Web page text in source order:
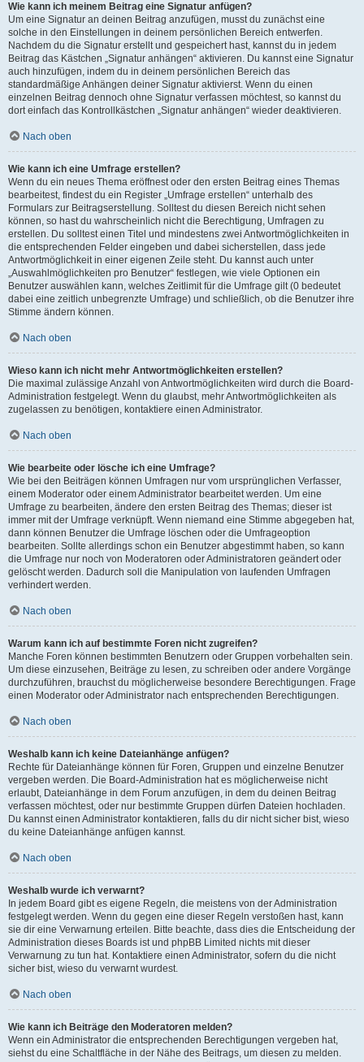
Wie kann ich meinem Beitrag eine Signatur anfügen?
Um eine Signatur an deinen Beitrag anzufügen, musst du zunächst eine
solche in den Einstellungen in deinem persönlichen Bereich entwerfen.
Nachdem du die Signatur erstellt und gespeichert hast, kannst du in jedem
Beitrag das Kästchen „Signatur anhängen“ aktivieren. Du kannst eine Signatur
auch hinzufügen, indem du in deinem persönlichen Bereich das
standardmäßige Anhängen deiner Signatur aktivierst. Wenn du einen
einzelnen Beitrag dennoch ohne Signatur verfassen möchtest, so kannst du
dort einfach das Kontrollkästchen „Signatur anhängen“ wieder deaktivieren.
Nach oben
Wie kann ich eine Umfrage erstellen?
Wenn du ein neues Thema eröffnest oder den ersten Beitrag eines Themas
bearbeitest, findest du ein Register „Umfrage erstellen“ unterhalb des
Formulars zur Beitragserstellung. Solltest du diesen Bereich nicht sehen
können, so hast du wahrscheinlich nicht die Berechtigung, Umfragen zu
erstellen. Du solltest einen Titel und mindestens zwei Antwortmöglichkeiten in
die entsprechenden Felder eingeben und dabei sicherstellen, dass jede
Antwortmöglichkeit in einer eigenen Zeile steht. Du kannst auch unter
„Auswahlmöglichkeiten pro Benutzer“ festlegen, wie viele Optionen ein
Benutzer auswählen kann, welches Zeitlimit für die Umfrage gilt (0 bedeutet
dabei eine zeitlich unbegrenzte Umfrage) und schließlich, ob die Benutzer ihre
Stimme ändern können.
Nach oben
Wieso kann ich nicht mehr Antwortmöglichkeiten erstellen?
Die maximal zulässige Anzahl von Antwortmöglichkeiten wird durch die Board-
Administration festgelegt. Wenn du glaubst, mehr Antwortmöglichkeiten als
zugelassen zu benötigen, kontaktiere einen Administrator.
Nach oben
Wie bearbeite oder lösche ich eine Umfrage?
Wie bei den Beiträgen können Umfragen nur vom ursprünglichen Verfasser,
einem Moderator oder einem Administrator bearbeitet werden. Um eine
Umfrage zu bearbeiten, ändere den ersten Beitrag des Themas; dieser ist
immer mit der Umfrage verknüpft. Wenn niemand eine Stimme abgegeben hat,
dann können Benutzer die Umfrage löschen oder die Umfrageoption
bearbeiten. Sollte allerdings schon ein Benutzer abgestimmt haben, so kann
die Umfrage nur noch von Moderatoren oder Administratoren geändert oder
gelöscht werden. Dadurch soll die Manipulation von laufenden Umfragen
verhindert werden.
Nach oben
Warum kann ich auf bestimmte Foren nicht zugreifen?
Manche Foren können bestimmten Benutzern oder Gruppen vorbehalten sein.
Um diese einzusehen, Beiträge zu lesen, zu schreiben oder andere Vorgänge
durchzuführen, brauchst du möglicherweise besondere Berechtigungen. Frage
einen Moderator oder Administrator nach entsprechenden Berechtigungen.
Nach oben
Weshalb kann ich keine Dateianhänge anfügen?
Rechte für Dateianhänge können für Foren, Gruppen und einzelne Benutzer
vergeben werden. Die Board-Administration hat es möglicherweise nicht
erlaubt, Dateianhänge in dem Forum anzufügen, in dem du deinen Beitrag
verfassen möchtest, oder nur bestimmte Gruppen dürfen Dateien hochladen.
Du kannst einen Administrator kontaktieren, falls du dir nicht sicher bist, wieso
du keine Dateianhänge anfügen kannst.
Nach oben
Weshalb wurde ich verwarnt?
In jedem Board gibt es eigene Regeln, die meistens von der Administration
festgelegt werden. Wenn du gegen eine dieser Regeln verstoßen hast, kann
sie dir eine Verwarnung erteilen. Bitte beachte, dass dies die Entscheidung der
Administration dieses Boards ist und phpBB Limited nichts mit dieser
Verwarnung zu tun hat. Kontaktiere einen Administrator, sofern du die nicht
sicher bist, wieso du verwarnt wurdest.
Nach oben
Wie kann ich Beiträge den Moderatoren melden?
Wenn ein Administrator die entsprechenden Berechtigungen vergeben hat,
siehst du eine Schaltfläche in der Nähe des Beitrags, um diesen zu melden.